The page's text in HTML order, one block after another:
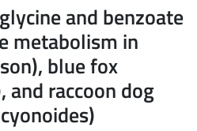
and benzoate
metabolism in
blue fox
and raccoon dog